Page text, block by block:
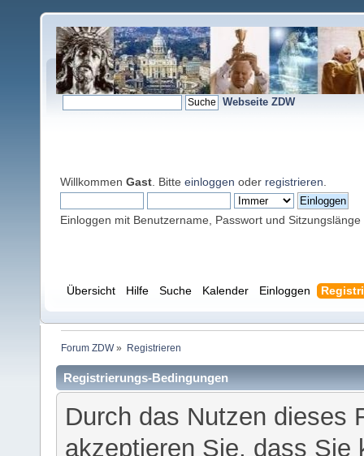
Webseite ZDW
Willkommen Gast . Bitte einloggen oder registrieren
Einloggen mit Benutzername, Passwort und Sitzungslänge
Übersicht Hilfe Suche Kalender Einloggen
Forum ZDW» Registrieren
Registrierungs-Bedingungen
Durch das Nutzen dieses
akzeptieren Sie, dass Sie